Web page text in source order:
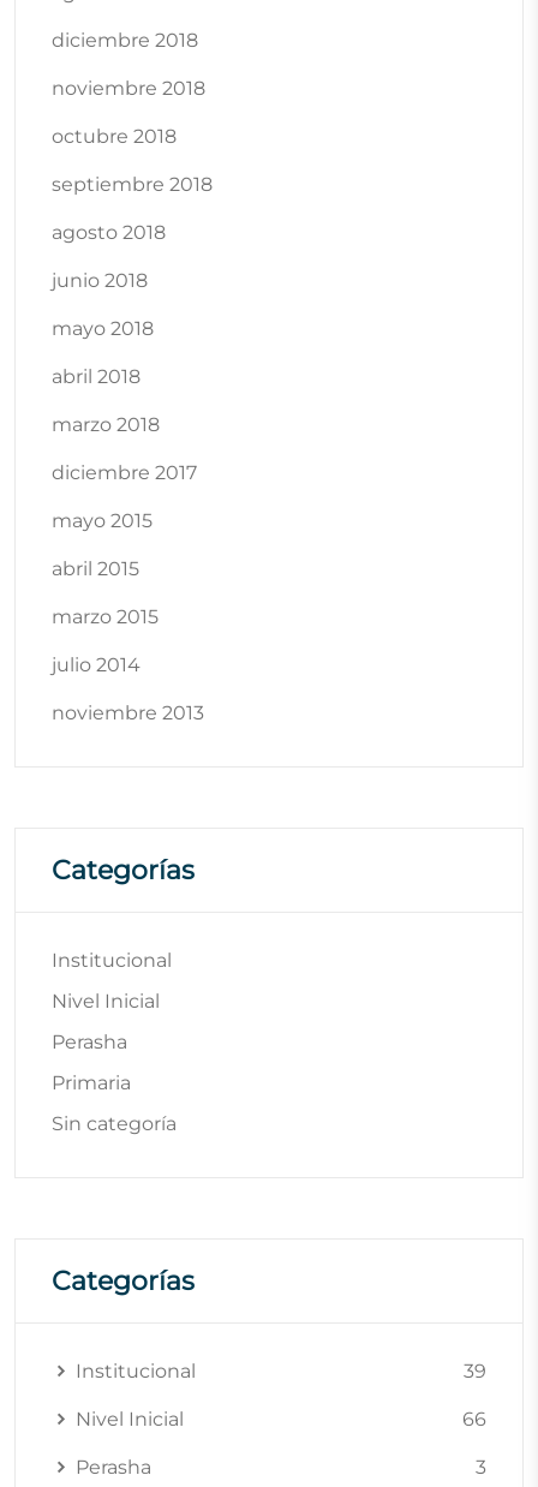
diciembre 2018
noviembre 2018
octubre 2018
septiembre 2018
agosto 2018
junio 2018
mayo 2018
abril 2018
marzo 2018
diciembre 2017
mayo 2015
abril 2015
marzo 2015
julio 2014
noviembre 2013
Categorías
Institucional
Nivel Inicial
Perasha
Primaria
Sin categoría
Categorías
Institucional 39
Nivel Inicial 66
Perasha 3